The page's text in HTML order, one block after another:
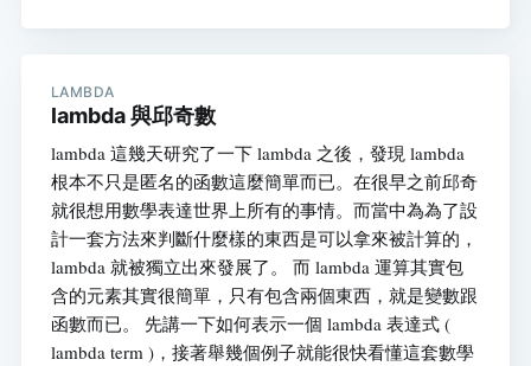
LAMBDA
lambda 與邱奇數
lambda 這幾天研究了一下 lambda 之後，發現 lambda
根本不只是匿名的函數這麼簡單而已。在很早之前邱奇
就很想用數學表達世界上所有的事情。而當中為為了設
計一套方法來判斷什麼樣的東西是可以拿來被計算的，
lambda 就被獨立出來發展了。 而 lambda 運算其實包
含的元素其實很簡單，只有包含兩個東西，就是變數跟
函數而已。 先講一下如何表示一個 lambda 表達式 (
lambda term )，接著舉幾個例子就能很快看懂這套數學